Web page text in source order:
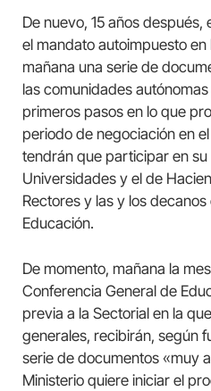
De nuevo, 15 años
el mandato autoimpuesto
mañana una serie de
las comunidades
primeros pasos en lo que
periodo de negociación en
tendrán que participar en
Universidades y el de
Rectores y las y los
Educación.
De momento, mañana la
Conferencia General de
previa a la Sectorial en la
generales, recibirán, según
serie de documentos «muy
Ministerio quiere iniciar el